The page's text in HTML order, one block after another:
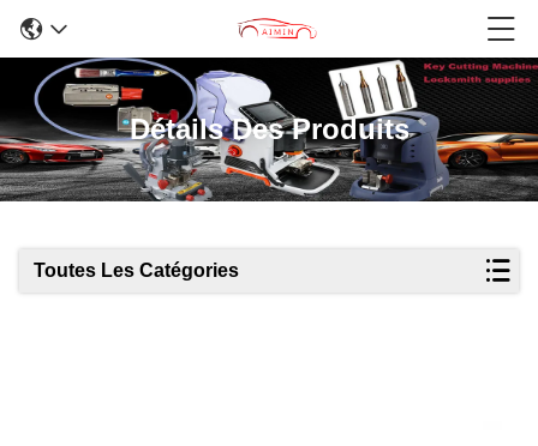
Détails Des Produits
Toutes Les Catégories